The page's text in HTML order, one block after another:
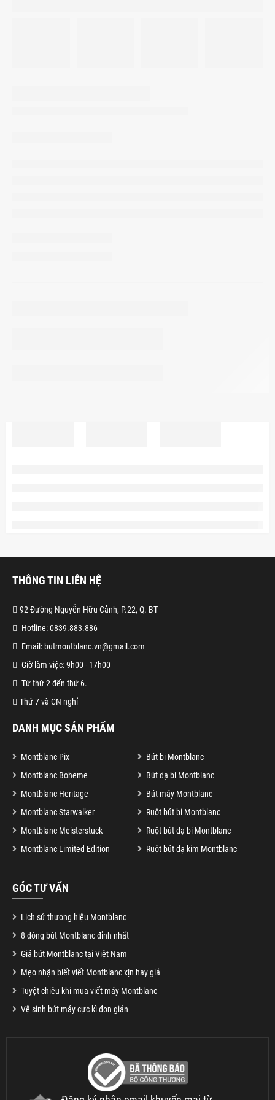
THÔNG TIN LIÊN HỆ
92 Đường Nguyễn Hữu Cảnh, P.22, Q. BT
Hotline: 0839.883.886
Email: butmontblanc.vn@gmail.com
Giờ làm việc: 9h00 - 17h00
Từ thứ 2 đến thứ 6.
Thứ 7 và CN nghỉ
DANH MỤC SẢN PHẨM
Montblanc Pix
Bút bi Montblanc
Montblanc Boheme
Bút dạ bi Montblanc
Montblanc Heritage
Bút máy Montblanc
Montblanc Starwalker
Ruột bút bi Montblanc
Montblanc Meisterstuck
Ruột bút dạ bi Montblanc
Montblanc Limited Edition
Ruột bút dạ kim Montblanc
GÓC TƯ VẤN
Lịch sử thương hiệu Montblanc
8 dòng bút Montblanc đỉnh nhất
Giá bút Montblanc tại Việt Nam
Mẹo nhận biết viết Montblanc xịn hay giả
Tuyệt chiêu khi mua viết máy Montblanc
Vệ sinh bút máy cực kì đơn giản